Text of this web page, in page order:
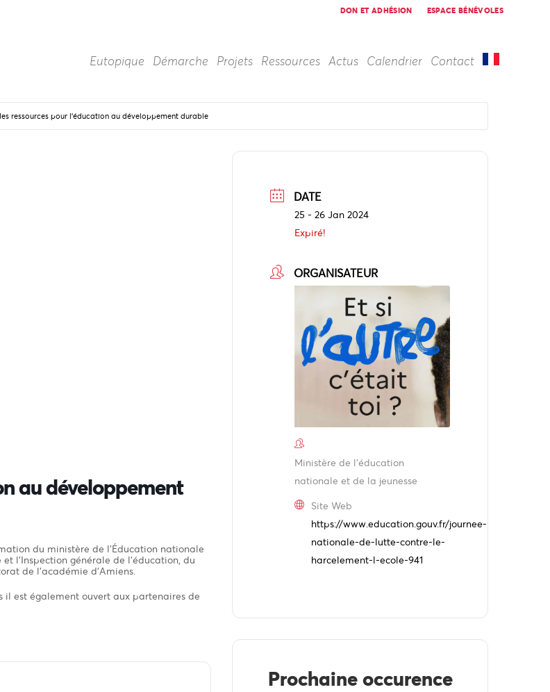
DON ET ADHÉSION ESPACE BÉNÉVOLES
Eutopique Démarche Projets Ressources Actus Calendrier Contact
ressources pour l’éducation au développement durable
au développement
du ministère de l’Éducation nationale
l’Inspection générale de l’éducation, du
de l’académie d’Amiens.
est également ouvert aux partenaires de
DATE
25 - 26 Jan 2024
Expiré!
ORGANISATEUR
Ministère de l'éducation
nationale et de la jeunesse
Site Web
https://www.education.gouv.fr/journee-
nationale-de-lutte-contre-le-
harcelement-l-ecole-941
Prochaine occurence